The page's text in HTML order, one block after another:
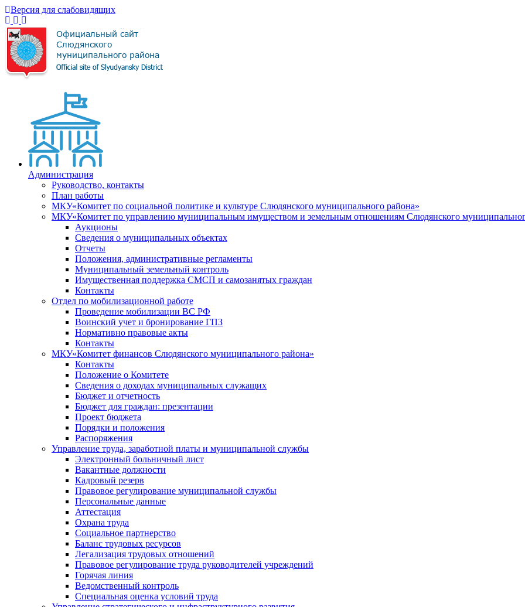
Версия для слабовидящих
Администрация
Руководство, контакты
План работы
МКУ«Комитет по социальной политике и культуре Слюдянского муниципального района»
МКУ«Комитет по управлению муниципальным имуществом и земельным отношениям Слюдянского
Аукционы
Сведения о муниципальных объектах
Отчеты
Положения, административные регламенты
Муниципальный земельный контроль
Имущественная поддержка СМСП и самозанятых граждан
Контакты
Отдел по мобилизационной работе
Проведение мобилизации ВС РФ
Воинский учет и бронирование ГПЗ
Нормативно правовые акты
Контакты
МКУ«Комитет финансов Слюдянского муниципального района»
Контакты
Положение о Комитете
Сведения о доходах муниципальных служащих
Бюджет и отчетность
Бюджет для граждан: презентации
Проект бюджета
Порядки и положения
Распоряжения
Управление труда, заработной платы и муниципальной службы
Электронный больничный лист
Вакантные должности
Кадровый резерв
Правовое регулирование муниципальной службы
Персональные данные
Аттестация
Охрана труда
Социальное партнерство
Баланс трудовых ресурсов
Легализация трудовых отношений
Правовое регулирование труда руководителей учреждений
Горячая линия
Ведомственный контроль
Специальная оценка условий труда